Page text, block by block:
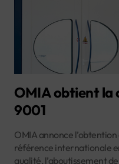
OMIA obtient la
9001
OMIA annonce
référence internationale
qualité, l’aboutissement